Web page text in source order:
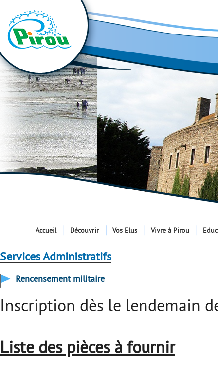
Accueil Découvrir Vos Elus Vivre à Pirou
Services Administratifs
Rencensement militaire
Inscription dès le lendemain
Liste des pièces à fournir